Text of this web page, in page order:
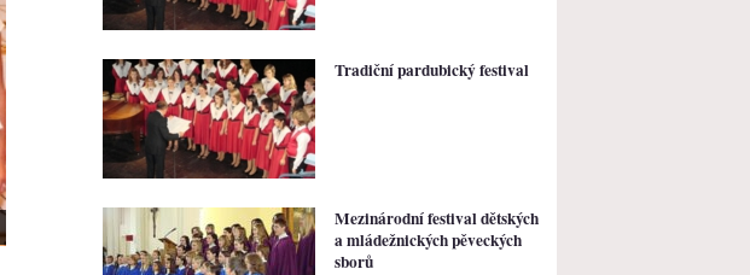
Tradiční pardubický festival
Mezinárodní festival dětských
a mládežnických pěveckých
sborů